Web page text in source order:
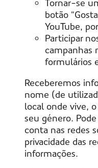
Tornar-se
botão
YouTube,
Participar
campanhas
formulários
Receberemos
nome (de
local onde vive,
seu género.
conta nas redes
privacidade das
informações.